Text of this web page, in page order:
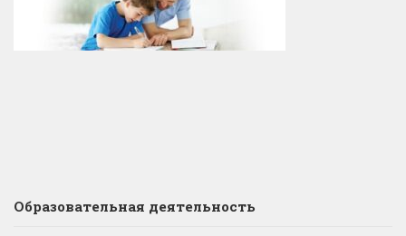
Образовательная деятельность